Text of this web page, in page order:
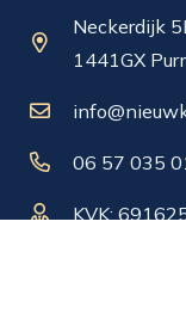
Neckerdijk
1441GX
06 57 035
KVK: